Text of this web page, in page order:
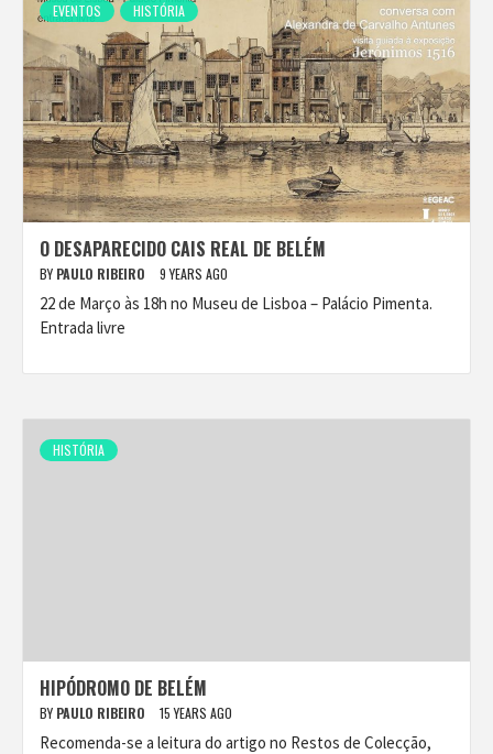
EVENTOS HISTÓRIA
O DESAPARECIDO CAIS REAL DE BELÉM
BY PAULO RIBEIRO 9 YEARS AGO
22 de Março às 18h no Museu de Lisboa – Palácio Pimenta.
Entrada livre
HISTÓRIA
HIPÓDROMO DE BELÉM
BY PAULO RIBEIRO 15 YEARS AGO
Recomenda-se a leitura do artigo no Restos de Colecção,